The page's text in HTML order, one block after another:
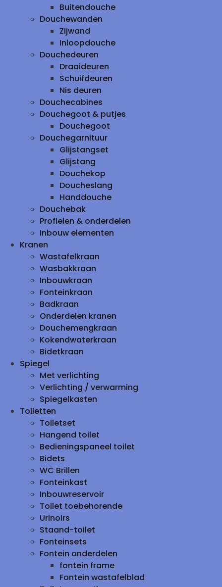
Buitendouche
Douchewanden
Zijwand
Inloopdouche
Douchedeuren
Draaideuren
Schuifdeuren
Nis deuren
Douchecabines
Douchegoot & putjes
Douchegoot
Douchegarnituur
Glijstangset
Glijstang
Douchekop
Doucheslang
Handdouche
Douchebak
Profielen & onderdelen
Inbouw elementen
Kranen
Wastafelkraan
Wasbakkraan
Inbouwkraan
Fonteinkraan
Badkraan
Onderdelen kranen
Douchemengkraan
Kokendwaterkraan
Bidetkraan
Spiegel
Met verlichting
Verlichting / verwarming
Spiegelkasten
Toiletten
Toiletset
Hangend toilet
Bedieningspaneel toilet
Bidets
WC Brillen
Fonteinkast
Inbouwreservoir
Toilet toebehorende
Urinoirs
Staand-toilet
Fonteinsets
Fontein onderdelen
fontein frame
Fontein wastafelblad